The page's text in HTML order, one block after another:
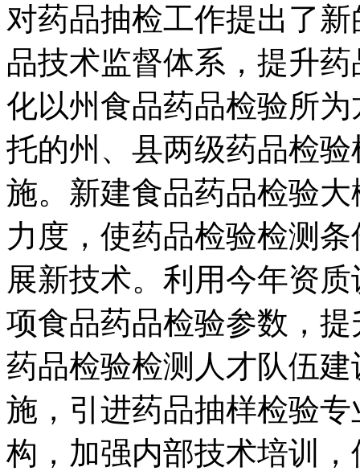
对药品抽检工作提出了
品技术监督体系，提升
化以州食品药品检验所
托的州、县两级药品检
施。新建食品药品检验
力度，使药品检验检测
展新技术。利用今年资
项食品药品检验参数，
药品检验检测人才队伍
施，引进药品抽样检验
构，加强内部技术培训